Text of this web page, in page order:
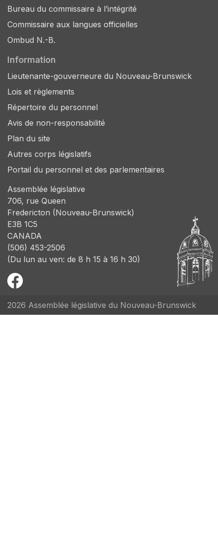
Bureau du commissaire à l’intégrité
Commissaire aux langues officielles
Ombud N.-B.
Information
Lieutenante-gouverneure du Nouveau-Brunswick
Lois et règlements
Répertoire du personnel
Avis de non-responsabilité
Plan du site
Autres corps législatifs
Portail du personnel et des parlementaires
Assemblée législative
706, rue Queen
Fredericton (Nouveau-Brunswick)
E3B 1C5
CANADA
(506) 453-2506
(Du lun au ven: de 8 h 15 à 16 h 30)
2026 Assemblée législative du Nouveau-Brunswick